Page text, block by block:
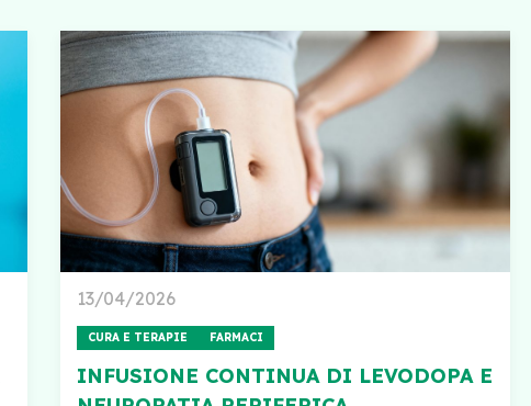
13/04/2026
CURA E TERAPIE FARMACI
INFUSIONE CONTINUA DI LEVODOPA E